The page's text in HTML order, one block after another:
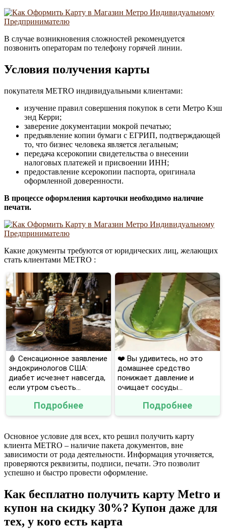
В случае возникновения сложностей рекомендуется
позвонить операторам по телефону горячей линии.
Условия получения карты
покупателя METRO индивидуальными клиентами:
изучение правил совершения покупок в сети Метро Кэш
энд Керри;
заверение документации мокрой печатью;
предъявление копии бумаги с ЕГРИП, подтверждающей
то, что бизнес человека является легальным;
передача ксерокопии свидетельства о внесении
налоговых платежей и присвоении ИНН;
предоставление ксерокопии паспорта, оригинала
оформленной доверенности.
В процессе оформления карточки необходимо наличие
печати.
Какие документы требуются от юридических лиц, желающих
стать клиентами METRO :
🩸 Сенсационное заявление
эндокринологов США:
диабет исчезнет навсегда,
если утром съесть...
Подробнее
❤️ Вы удивитесь, но это
домашнее средство
понижает давление и
очищает сосуды...
Подробнее
Основное условие для всех, кто решил получить карту
клиента METRO – наличие пакета документов, вне
зависимости от рода деятельности. Информация уточняется,
проверяются реквизиты, подписи, печати. Это позволит
успешно и быстро провести оформление.
Как бесплатно получить карту Metro и
купон на скидку 30%? Купон даже для
тех, у кого есть карта